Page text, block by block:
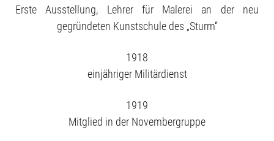
Erste Ausstellung, Lehrer für Malerei an der neu
gegründeten Kunstschule des „Sturm“
1918
einjähriger Militärdienst
1919
Mitglied in der Novembergruppe